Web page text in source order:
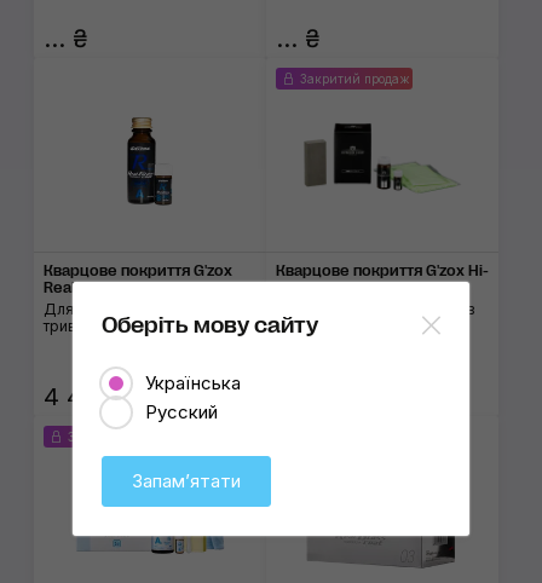
... ₴ ... ₴
Кварцове покриття G'zox
Real Glass Coat R 30 ml
Для дзеркального блиску та
тривалого терміну служби
4 485 ₴
Закритий продаж
Кварцове покриття G'zox Hi-
MOHS Coat Top Coat Kit
Фінішний шар для покриттів
G'zox Hi-Mohs
Закритий продаж
Оберіть мову сайту
Українська
Русский
Запамʼятати